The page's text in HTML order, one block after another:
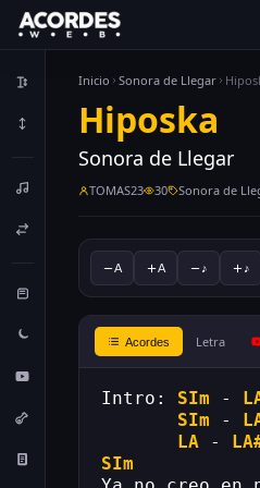
Inicio Sonora de Llegar
Hiposka
Sonora de Llegar
TOMAS23 30 Sonora de
A A ♪ ♪
Acordes Letra
Intro: SIm -
SIm -
LA -
SIm